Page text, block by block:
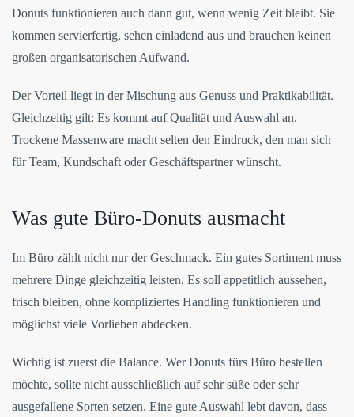
Donuts funktionieren auch dann gut, wenn wenig Zeit bleibt. Sie
kommen servierfertig, sehen einladend aus und brauchen keinen
großen organisatorischen Aufwand.
Der Vorteil liegt in der Mischung aus Genuss und Praktikabilität.
Gleichzeitig gilt: Es kommt auf Qualität und Auswahl an.
Trockene Massenware macht selten den Eindruck, den man sich
für Team, Kundschaft oder Geschäftspartner wünscht.
Was gute Büro-Donuts ausmacht
Im Büro zählt nicht nur der Geschmack. Ein gutes Sortiment muss
mehrere Dinge gleichzeitig leisten. Es soll appetitlich aussehen,
frisch bleiben, ohne kompliziertes Handling funktionieren und
möglichst viele Vorlieben abdecken.
Wichtig ist zuerst die Balance. Wer Donuts fürs Büro bestellen
möchte, sollte nicht ausschließlich auf sehr süße oder sehr
ausgefallene Sorten setzen. Eine gute Auswahl lebt davon, dass